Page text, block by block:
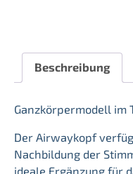
Beschreibung
Ganzkörpermodell im
Der Airwaykopf
Nachbildung der
ideale Ergänzung für